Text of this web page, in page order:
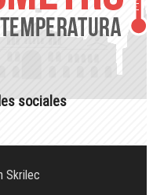
sociales
Skrilec